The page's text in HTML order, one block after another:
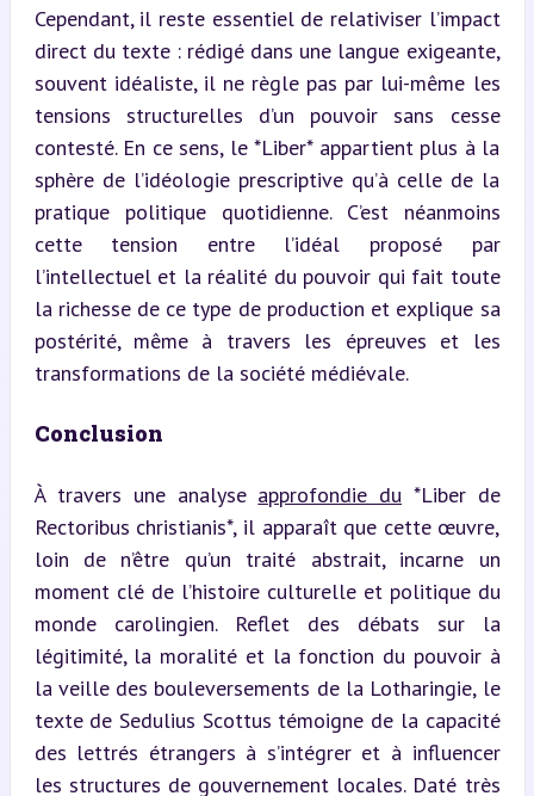
Cependant, il reste essentiel de relativiser l’impact
direct du texte : rédigé dans une langue exigeante,
souvent idéaliste, il ne règle pas par lui-même les
tensions structurelles d’un pouvoir sans cesse
contesté. En ce sens, le *Liber* appartient plus à la
sphère de l’idéologie prescriptive qu’à celle de la
pratique politique quotidienne. C’est néanmoins
cette tension entre l’idéal proposé par
l’intellectuel et la réalité du pouvoir qui fait toute
la richesse de ce type de production et explique sa
postérité, même à travers les épreuves et les
transformations de la société médiévale.
Conclusion
À travers une analyse approfondie du *Liber de
Rectoribus christianis*, il apparaît que cette œuvre,
loin de n’être qu’un traité abstrait, incarne un
moment clé de l’histoire culturelle et politique du
monde carolingien. Reflet des débats sur la
légitimité, la moralité et la fonction du pouvoir à
la veille des bouleversements de la Lotharingie, le
texte de Sedulius Scottus témoigne de la capacité
des lettrés étrangers à s’intégrer et à influencer
les structures de gouvernement locales. Daté très